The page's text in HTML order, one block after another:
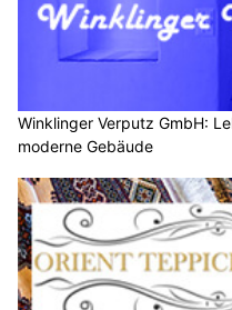
Winklinger Verputz GmbH:
moderne Gebäude